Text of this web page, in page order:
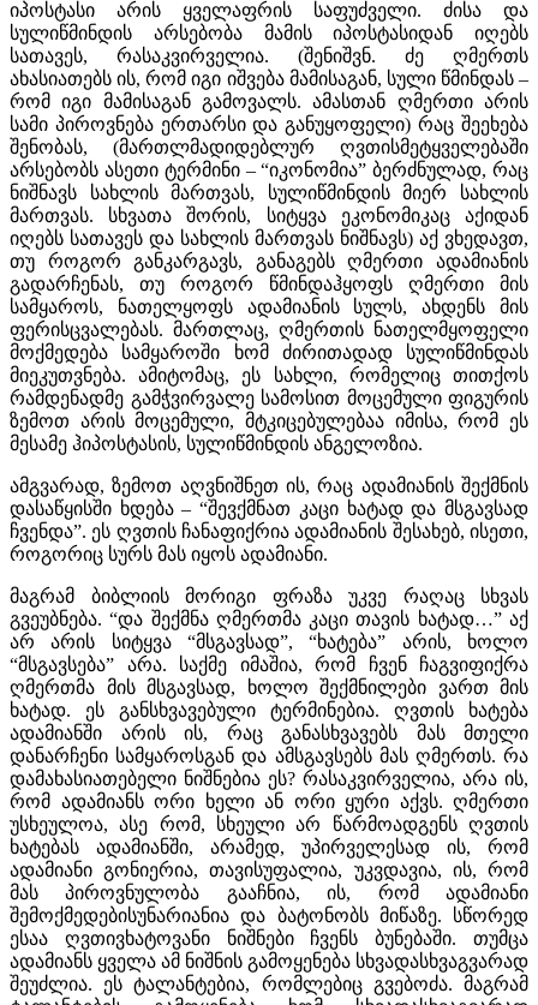
იპოსტასი არის ყველაფრის საფუძველი. ძისა და
სულიწმინდის არსებობა მამის იპოსტასიდან იღებს
სათავეს, რასაკვირველია. (შენიშვნ. ძე ღმერთს
ახასიათებს ის, რომ იგი იშვება მამისაგან, სული წმინდას –
რომ იგი მამისაგან გამოვალს. ამასთან ღმერთი არის
სამი პიროვნება ერთარსი და განუყოფელი) რაც შეეხება
შენობას, (მართლმადიდებლურ ღვთისმეტყველებაში
არსებობს ასეთი ტერმინი – “იკონომია” ბერძნულად, რაც
ნიშნავს სახლის მართვას, სულიწმინდის მიერ სახლის
მართვას. სხვათა შორის, სიტყვა ეკონომიკაც აქიდან
იღებს სათავეს და სახლის მართვას ნიშნავს) აქ ვხედავთ,
თუ როგორ განკარგავს, განაგებს ღმერთი ადამიანის
გადარჩენას, თუ როგორ წმინდაჰყოფს ღმერთი მის
სამყაროს, ნათელყოფს ადამიანის სულს, ახდენს მის
ფერისცვალებას. მართლაც, ღმერთის ნათელმყოფელი
მოქმედება სამყაროში ხომ ძირითადად სულიწმინდას
მიეკუთვნება. ამიტომაც, ეს სახლი, რომელიც თითქოს
რამდენადმე გამჭვირვალე სამოსით მოცემული ფიგურის
ზემოთ არის მოცემული, მტკიცებულებაა იმისა, რომ ეს
მესამე ჰიპოსტასის, სულიწმინდის ანგელოზია.
ამგვარად, ზემოთ აღვნიშნეთ ის, რაც ადამიანის შექმნის
დასაწყისში ხდება – “შევქმნათ კაცი ხატად და მსგავსად
ჩვენდა”. ეს ღვთის ჩანაფიქრია ადამიანის შესახებ, ისეთი,
როგორიც სურს მას იყოს ადამიანი.
მაგრამ ბიბლიის მორიგი ფრაზა უკვე რაღაც სხვას
გვეუბნება. “და შექმნა ღმერთმა კაცი თავის ხატად…” აქ
არ არის სიტყვა “მსგავსად”, “ხატება” არის, ხოლო
“მსგავსება” არა. საქმე იმაშია, რომ ჩვენ ჩაგვიფიქრა
ღმერთმა მის მსგავსად, ხოლო შექმნილები ვართ მის
ხატად. ეს განსხვავებული ტერმინებია. ღვთის ხატება
ადამიანში არის ის, რაც განასხვავებს მას მთელი
დანარჩენი სამყაროსგან და ამსგავსებს მას ღმერთს. რა
დამახასიათებელი ნიშნებია ეს? რასაკვირველია, არა ის,
რომ ადამიანს ორი ხელი ან ორი ყური აქვს. ღმერთი
უსხეულოა, ასე რომ, სხეული არ წარმოადგენს ღვთის
ხატებას ადამიანში, არამედ, უპირველესად ის, რომ
ადამიანი გონიერია, თავისუფალია, უკვდავია, ის, რომ
მას პიროვნულობა გააჩნია, ის, რომ ადამიანი
შემოქმედებისუნარიანია და ბატონობს მიწაზე. სწორედ
ესაა ღვთივხატოვანი ნიშნები ჩვენს ბუნებაში. თუმცა
ადამიანს ყველა ამ ნიშნის გამოყენება სხვადასხვაგვარად
შეუძლია. ეს ტალანტებია, რომლებიც გვებოძა. მაგრამ